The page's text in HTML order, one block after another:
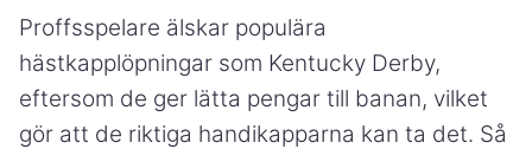
Proffsspelare älskar populära
hästkapplöpningar som Kentucky Derby,
eftersom de ger lätta pengar till banan, vilket
gör att de riktiga handikapparna kan ta det. Så